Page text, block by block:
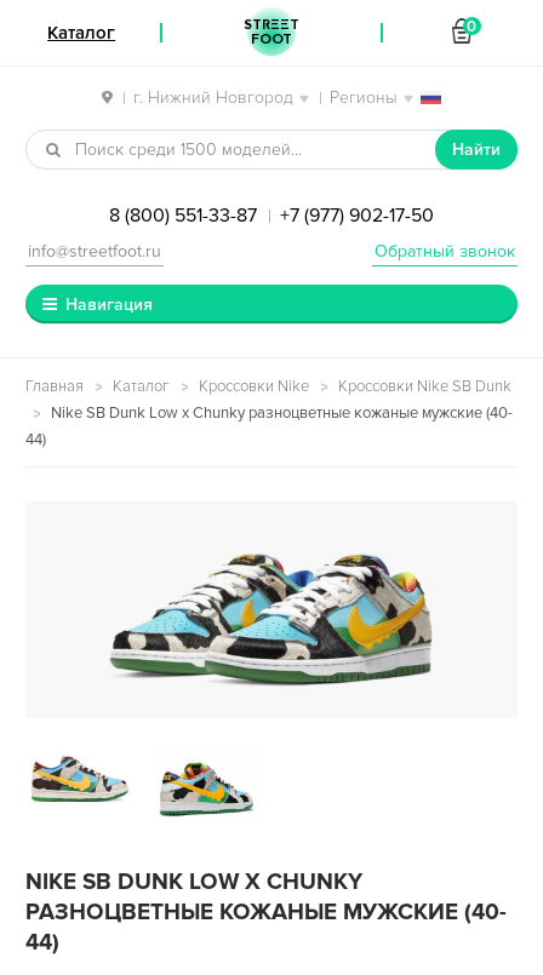
| г. Нижний Новгород | Регионы
Перейти к навигации
Перейти к содержимому
Найти
8 (800) 551-33-87 | +7 (977) 902-17-50
Обратный звонок
info@streetfoot.ru
Навигация
Главная Каталог Кроссовки Nike
Кроссовки Nike SB Dunk
Nike SB Dunk Low x Chunky разноцветные кожаные мужские (40-
44)
NIKE SB DUNK LOW X CHUNKY
РАЗНОЦВЕТНЫЕ КОЖАНЫЕ МУЖСКИЕ (40-
44)
Каталог STREET
FOOT
0